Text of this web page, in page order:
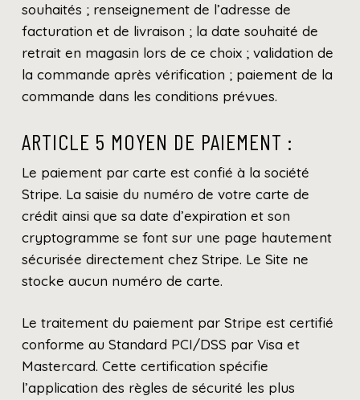
souhaités ; renseignement de l’adresse de
facturation et de livraison ; la date souhaité de
retrait en magasin lors de ce choix ; validation de
la commande après vérification ; paiement de la
commande dans les conditions prévues.
ARTICLE 5 MOYEN DE PAIEMENT :
Le paiement par carte est confié à la société
Stripe. La saisie du numéro de votre carte de
crédit ainsi que sa date d’expiration et son
cryptogramme se font sur une page hautement
sécurisée directement chez Stripe. Le Site ne
stocke aucun numéro de carte.
Le traitement du paiement par Stripe est certifié
conforme au Standard PCI/DSS par Visa et
Mastercard. Cette certification spécifie
l’application des règles de sécurité les plus